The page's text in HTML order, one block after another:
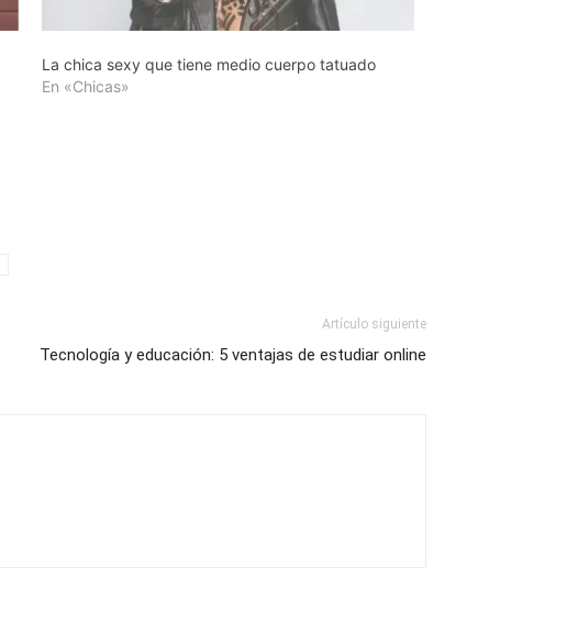
La chica sexy que tiene medio cuerpo tatuado
En «Chicas»
Artículo siguiente
Tecnología y educación: 5 ventajas de estudiar online